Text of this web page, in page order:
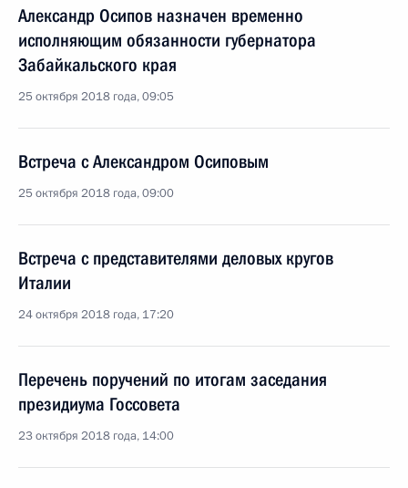
Александр Осипов назначен временно
исполняющим обязанности губернатора
Забайкальского края
25 октября 2018 года, 09:05
Встреча с Александром Осиповым
25 октября 2018 года, 09:00
Встреча с представителями деловых кругов
Италии
24 октября 2018 года, 17:20
Перечень поручений по итогам заседания
президиума Госсовета
23 октября 2018 года, 14:00